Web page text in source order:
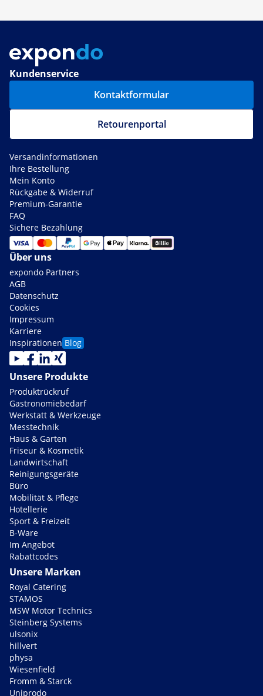
Kundenservice
Kontaktformular
Retourenportal
Versandinformationen
Ihre Bestellung
Mein Konto
Rückgabe & Widerruf
Premium-Garantie
FAQ
Sichere Bezahlung
Über uns
expondo Partners
AGB
Datenschutz
Cookies
Impressum
Karriere
Inspirationen Blog
Unsere Produkte
Produktrückruf
Gastronomiebedarf
Werkstatt & Werkzeuge
Messtechnik
Haus & Garten
Friseur & Kosmetik
Landwirtschaft
Reinigungsgeräte
Büro
Mobilität & Pflege
Hotellerie
Sport & Freizeit
B-Ware
Im Angebot
Rabattcodes
Unsere Marken
Royal Catering
STAMOS
MSW Motor Technics
Steinberg Systems
ulsonix
hillvert
physa
Wiesenfield
Fromm & Starck
Uniprodo